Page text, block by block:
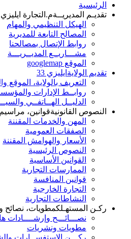
الرئيسية
تقديـم المديريــةم.التجارة ايليزي
الهيكل التنظيمي والمهام
المصالح التابعة للمديرية
روابط الإتصال بمصالحنا
مشـــاريــع المديــريـــة
الموقع googlemap
تقديم الولاية ايليزي 33
التعريف بالولاية، الموقع
روابــط الإدارات
الدليــل الهــاتفــي
النصوص القانونيةقوانين،
المهن والخدمات المقننة
الصفقات العمومية
الأسعار والهوامش المقننة
النصوص الرئيسية
القوانين الأساسية
الممارسات التجارية
قوانين المنافسة
التجارة الخارجية
النشاطات التجارية
ركـن المستهـلكمطويات، نصائح
نصـــائـــح وإرشــــادات
مطويات ونشريات
ركـــن الاستفســارات